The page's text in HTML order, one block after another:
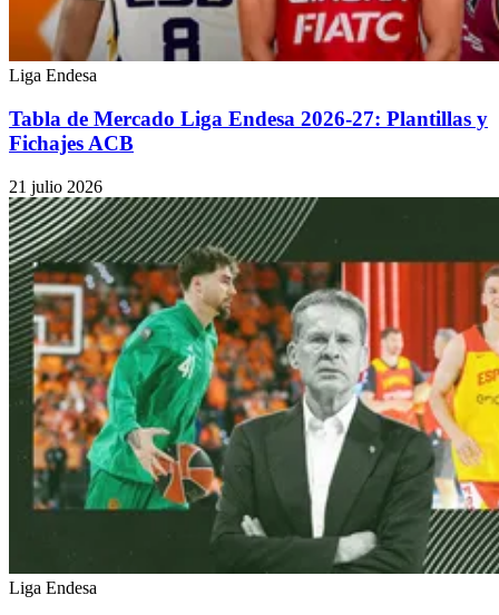
Liga Endesa
Tabla de Mercado Liga Endesa 2026-27: Plantillas y
Fichajes ACB
21 julio 2026
Liga Endesa